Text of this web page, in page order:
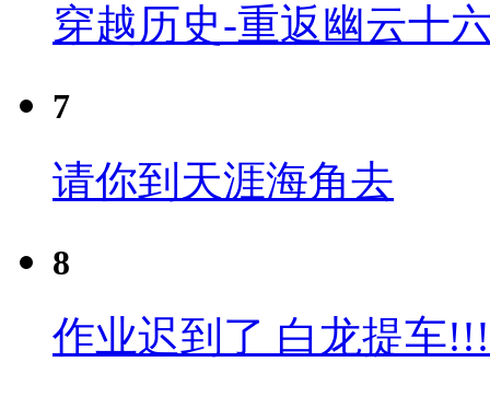
穿越历史-重返幽云十
7
请你到天涯海角去
8
作业迟到了 白龙提车